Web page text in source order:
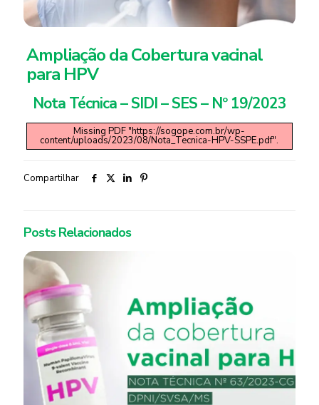
Ampliação da Cobertura vacinal
para HPV
Nota Técnica – SIDI – SES – Nº 19/2023
Missing PDF "https://sogope.com.br/wp-
content/uploads/2023/08/Nota_Tecnica-HPV-SSPE.pdf".
Compartilhar
Posts Relacionados